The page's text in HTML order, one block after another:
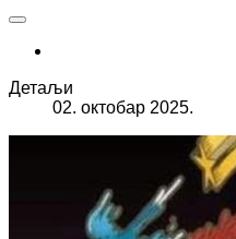
Детаљи
02. октобар 2025.